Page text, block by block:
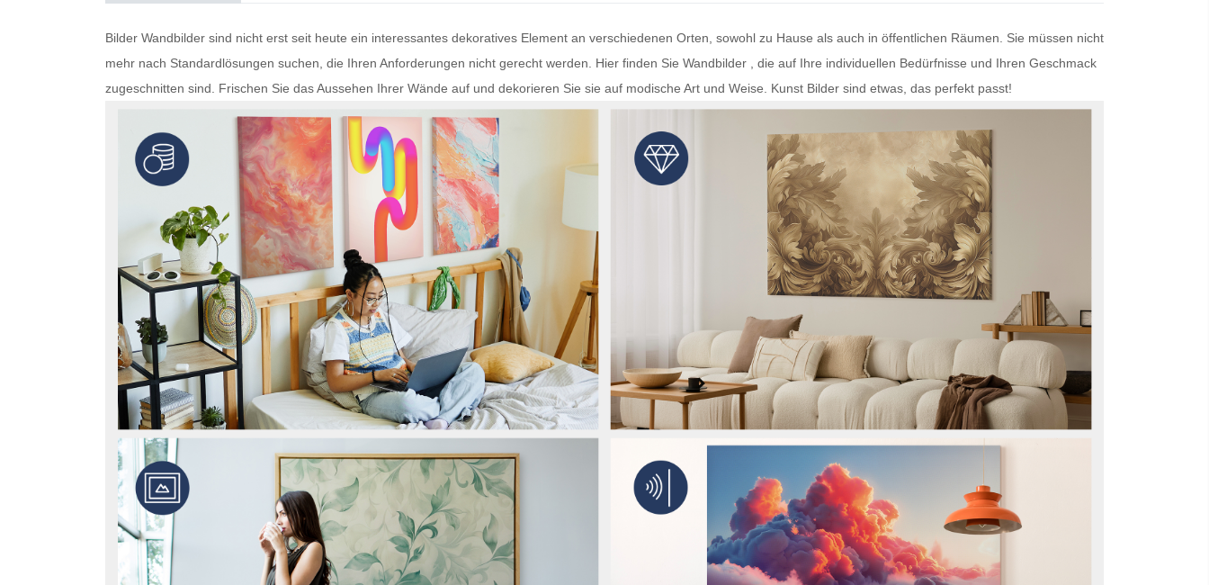
Bilder Wandbilder sind nicht erst seit heute ein interessantes dekoratives Element an verschiedenen Orten, sowohl zu Hause als auch in öffentlichen Räumen. Sie müssen nicht
mehr nach Standardlösungen suchen, die Ihren Anforderungen nicht gerecht werden. Hier finden Sie Wandbilder , die auf Ihre individuellen Bedürfnisse und Ihren Geschmack
zugeschnitten sind. Frischen Sie das Aussehen Ihrer Wände auf und dekorieren Sie sie auf modische Art und Weise. Kunst Bilder sind etwas, das perfekt passt!